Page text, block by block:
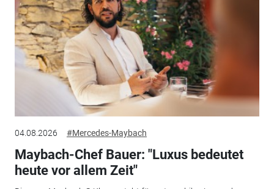
04.08.2026 #Mercedes-Maybach
Maybach-Chef Bauer: "Luxus bedeutet
heute vor allem Zeit"